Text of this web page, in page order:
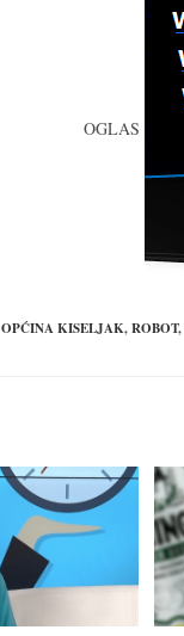
OGLAS
OPĆINA KISELJAK,ROBOT,